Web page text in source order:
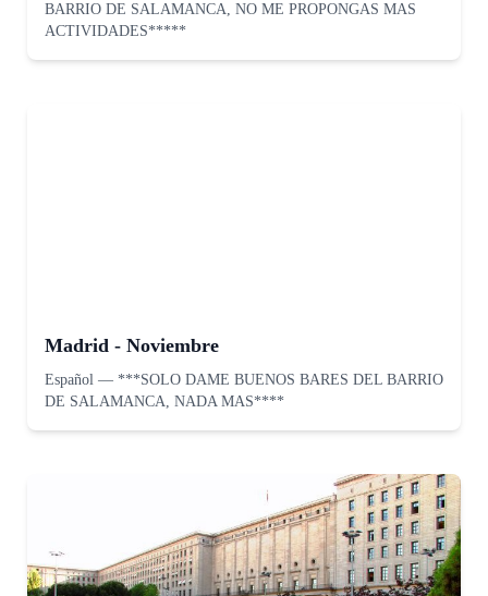
BARRIO DE SALAMANCA, NO ME PROPONGAS MAS
ACTIVIDADES*****
Madrid - Noviembre
Español — ***SOLO DAME BUENOS BARES DEL BARRIO
DE SALAMANCA, NADA MAS****